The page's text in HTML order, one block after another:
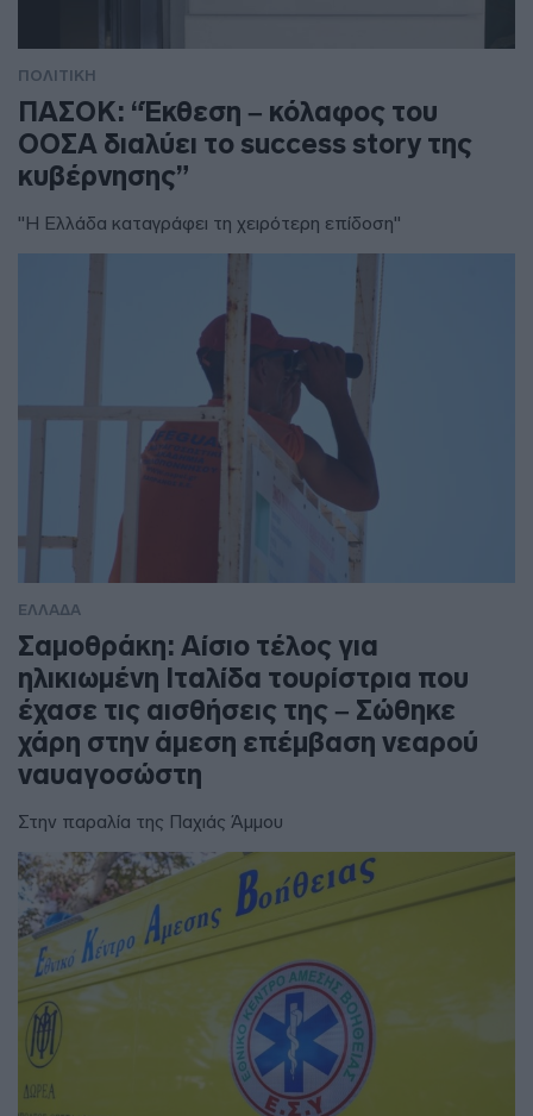
ΠΟΛΙΤΙΚΗ
ΠΑΣΟΚ: “Έκθεση – κόλαφος του
ΟΟΣΑ διαλύει το success story της
κυβέρνησης”
"Η Ελλάδα καταγράφει τη χειρότερη επίδοση"
ΕΛΛΑΔΑ
Σαμοθράκη: Αίσιο τέλος για
ηλικιωμένη Ιταλίδα τουρίστρια που
έχασε τις αισθήσεις της – Σώθηκε
χάρη στην άμεση επέμβαση νεαρού
ναυαγοσώστη
Στην παραλία της Παχιάς Άμμου